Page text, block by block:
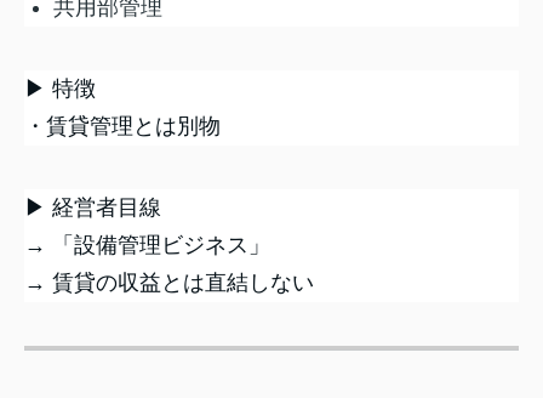
共用部管理
▶ 特徴
・賃貸管理とは別物
▶ 経営者目線
→ 「設備管理ビジネス」
→ 賃貸の収益とは直結しない